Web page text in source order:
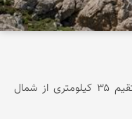
اوپرت مرز بیابان و آبان در فاصله مستقیم ۳۵ کیلومتری از شمال